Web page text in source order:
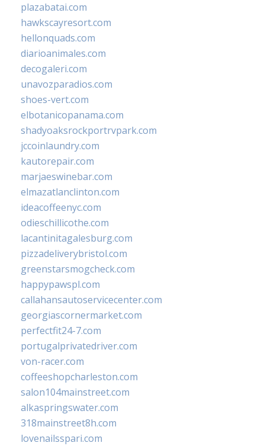
plazabatai.com
hawkscayresort.com
hellonquads.com
diarioanimales.com
decogaleri.com
unavozparadios.com
shoes-vert.com
elbotanicopanama.com
shadyoaksrockportrvpark.com
jccoinlaundry.com
kautorepair.com
marjaeswinebar.com
elmazatlanclinton.com
ideacoffeenyc.com
odieschillicothe.com
lacantinitagalesburg.com
pizzadeliverybristol.com
greenstarsmogcheck.com
happypawspl.com
callahansautoservicecenter.com
georgiascornermarket.com
perfectfit24-7.com
portugalprivatedriver.com
von-racer.com
coffeeshopcharleston.com
salon104mainstreet.com
alkaspringswater.com
318mainstreet8h.com
lovenailsspari.com